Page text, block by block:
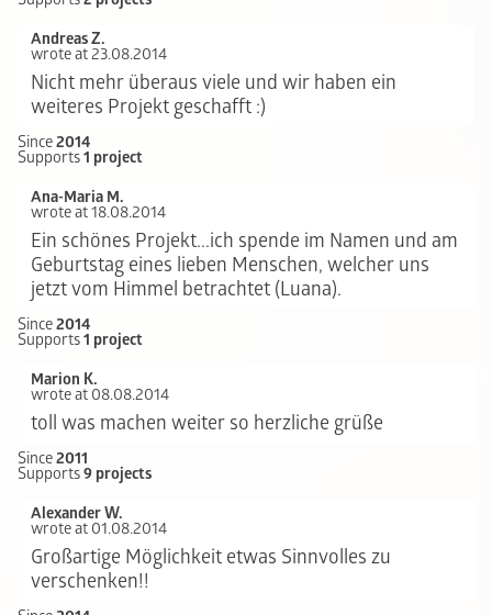
Andreas Z.
wrote at 23.08.2014
Nicht mehr überaus viele und wir haben ein
weiteres Projekt geschafft :)
Since2014
Supports1 project
Ana-Maria M.
wrote at 18.08.2014
Ein schönes Projekt...ich spende im Namen und am
Geburtstag eines lieben Menschen, welcher uns
jetzt vom Himmel betrachtet (Luana).
Since2014
Supports1 project
Marion K.
wrote at 08.08.2014
toll was machen weiter so herzliche grüße
Since2011
Supports9 projects
Alexander W.
wrote at 01.08.2014
Großartige Möglichkeit etwas Sinnvolles zu
verschenken!!